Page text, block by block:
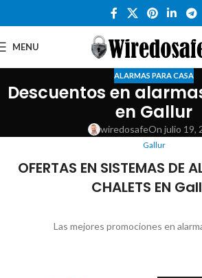
MENU
ALARMAS PARA CASA
Descuentos en
en Gallur
wiredosafeOn julio 19,
Gallur
OFERTAS EN SISTEMAS DE
CHALETS EN
Las mejores promociones en